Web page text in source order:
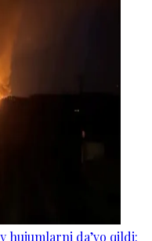
hujumlarni da’vo qildi: